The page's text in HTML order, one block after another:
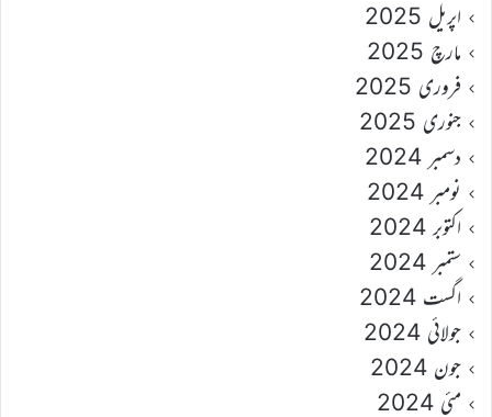
اپریل 2025
مارچ 2025
فروری 2025
جنوری 2025
دسمبر 2024
نومبر 2024
اکتوبر 2024
ستمبر 2024
اگست 2024
جولائی 2024
جون 2024
مئی 2024